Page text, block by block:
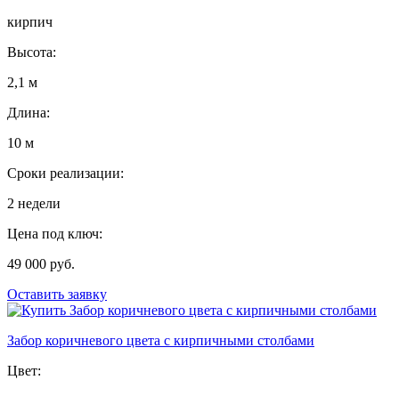
кирпич
Высота:
2,1 м
Длина:
10 м
Сроки реализации:
2 недели
Цена под ключ:
49 000 руб.
Оставить заявку
Забор коричневого цвета с кирпичными столбами
Цвет: